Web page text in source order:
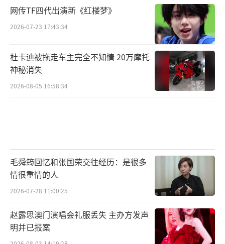
网传TF四代出演新《红楼梦》
2026-07-23 17:43:34
杜卡迪被拖走车主完全不知情 20万摩托
神秘消失
2026-08-05 16:58:34
毛舜筠回忆和张国荣交往经历：是很多
情很重情的人
2026-07-28 11:00:25
赵露思澳门演唱会礼服丢失 主办方发声
明并已报案